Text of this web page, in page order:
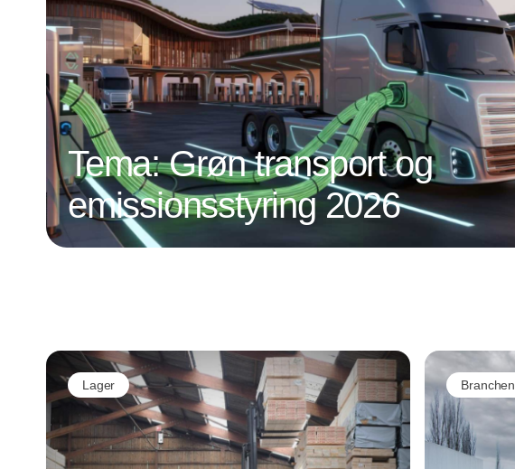
Tema: Grøn transport og
emissionsstyring 2026
Lager
Branchen